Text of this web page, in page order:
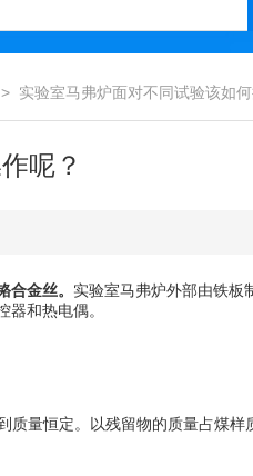
> 实验室马弗炉面对不同试验该如何
呢？
金丝。 实验室马弗炉外部由铁板
和热电偶。
量恒定。以残留物的质量占煤样